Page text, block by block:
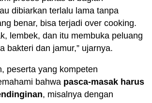
dibiarkan terlalu lama tanpa
benar, bisa terjadi over cooking.
lembek, dan itu membuka peluang
bakteri dan jamur,” ujarnya.
peserta yang kompeten
bahwa pasca-masak harus
, misalnya dengan